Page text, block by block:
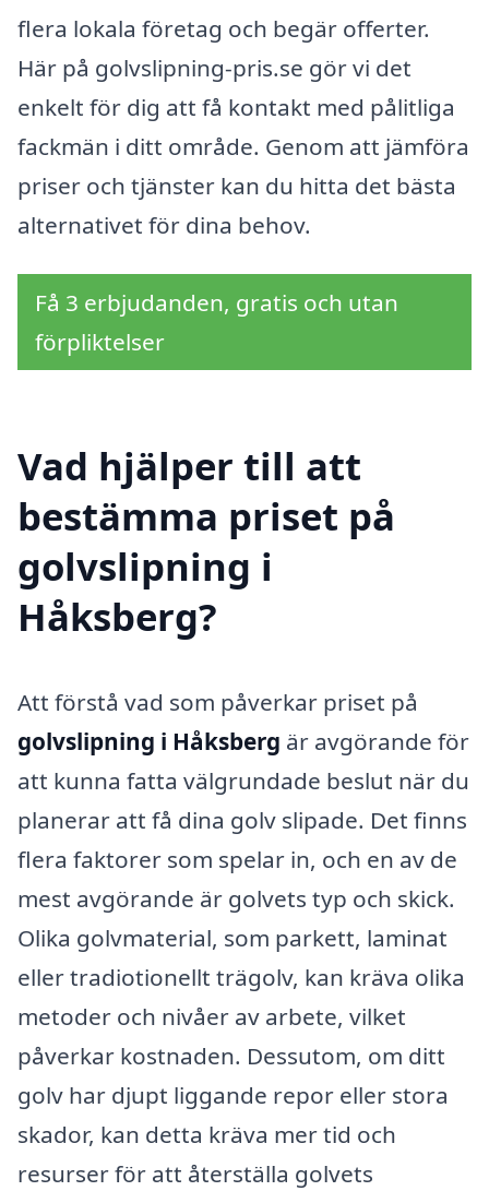
flera lokala företag och begär offerter.
Här på golvslipning-pris.se gör vi det
enkelt för dig att få kontakt med pålitliga
fackmän i ditt område. Genom att jämföra
priser och tjänster kan du hitta det bästa
alternativet för dina behov.
Få 3 erbjudanden, gratis och utan
förpliktelser
Vad hjälper till att
bestämma priset på
golvslipning i
Håksberg?
Att förstå vad som påverkar priset på
golvslipning i Håksberg är avgörande för
att kunna fatta välgrundade beslut när du
planerar att få dina golv slipade. Det finns
flera faktorer som spelar in, och en av de
mest avgörande är golvets typ och skick.
Olika golvmaterial, som parkett, laminat
eller tradiotionellt trägolv, kan kräva olika
metoder och nivåer av arbete, vilket
påverkar kostnaden. Dessutom, om ditt
golv har djupt liggande repor eller stora
skador, kan detta kräva mer tid och
resurser för att återställa golvets